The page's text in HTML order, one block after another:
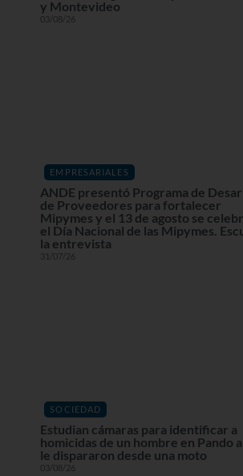
y Montevideo
03/08/26
EMPRESARIALES
ANDE presentó Programa de
de Proveedores para fortalecer
Mipymes y el 13 de agosto se
el Día Nacional de las Mipymes.
la entrevista
31/07/26
SOCIEDAD
Estudian cámaras para identificar a
homicidas de un hombre en Pando
le dispararon desde una moto
03/08/26